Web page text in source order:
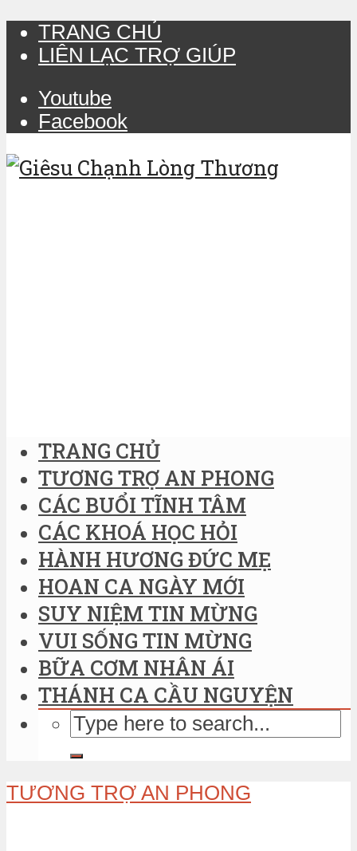
TRANG CHỦ
LIÊN LẠC TRỢ GIÚP
Youtube
Facebook
TRANG CHỦ
TƯƠNG TRỢ AN PHONG
CÁC BUỔI TĨNH TÂM
CÁC KHOÁ HỌC HỎI
HÀNH HƯƠNG ĐỨC MẸ
HOAN CA NGÀY MỚI
SUY NIỆM TIN MỪNG
VUI SỐNG TIN MỪNG
BỮA CƠM NHÂN ÁI
THÁNH CA CẦU NGUYỆN
TƯƠNG TRỢ AN PHONG